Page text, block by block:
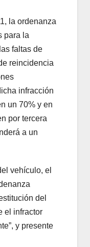
la ordenanza
para la
faltas de
reincidencia
infracción
un 70% y en
por tercera
a un
vehículo, el
del
el infractor
y presente